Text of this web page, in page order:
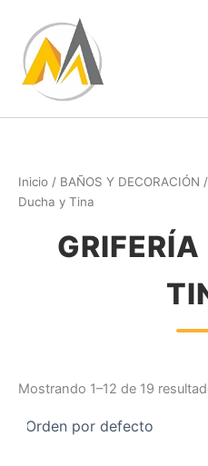
contenido
Inicio / BAÑOS Y DECORACIÓN /
Ducha y Tina
Mostrando 1–12 de 19